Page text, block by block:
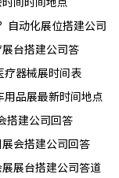
自动化展位搭建公司
台搭建公司答
疗器械展时间表
品展最新时间地点
搭建公司回答
会搭建公司回答
展台搭建公司答道